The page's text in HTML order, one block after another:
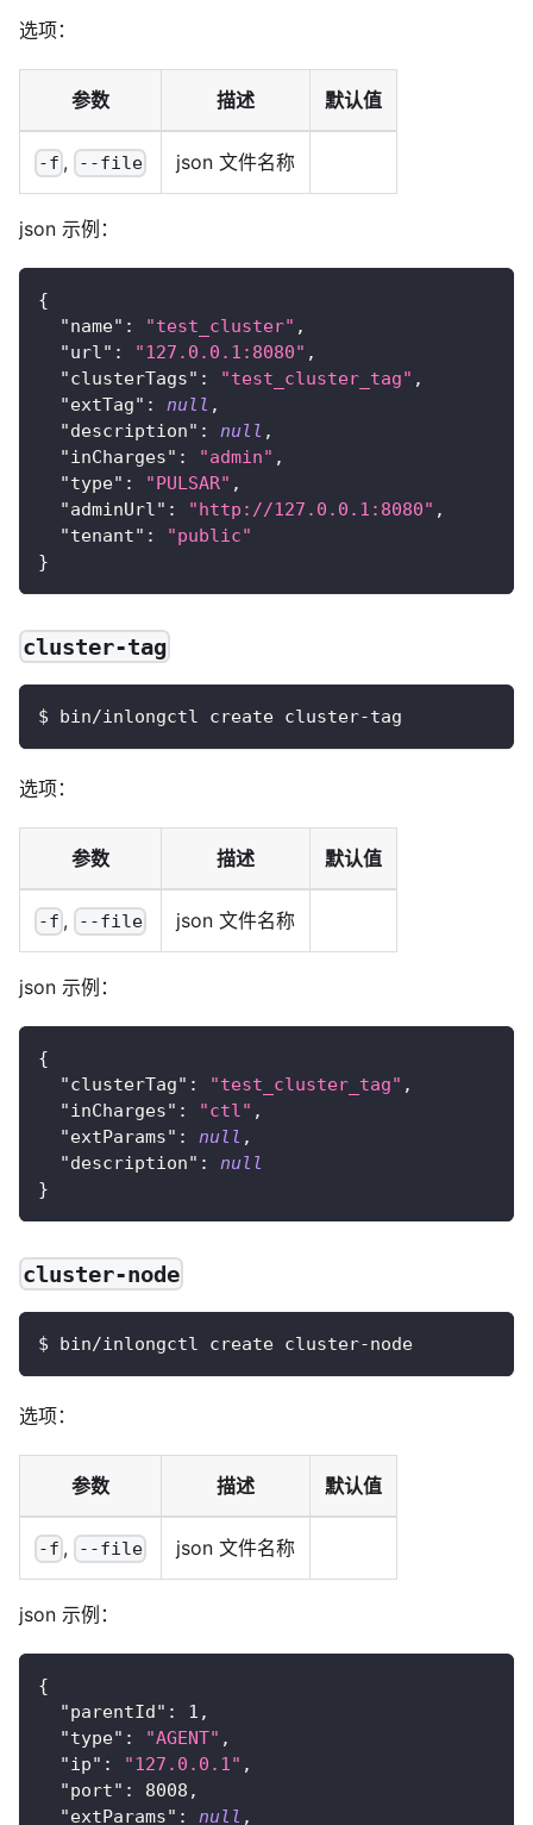
选项：
参数 描述 默认值
-f , --file json 文件名称
json 示例：
{
"name" : "test_cluster" ,
"url" : "127.0.0.1:8080" ,
"clusterTags" : "test_cluster_tag" ,
"extTag" : null ,
"description" : null ,
"inCharges" : "admin" ,
"type" : "PULSAR" ,
"adminUrl" : "http://127.0.0.1:8080" ,
"tenant" :
"public"
}
cluster-tag
$ bin/inlongctl create cluster-tag
选项：
参数 描述 默认值
-f , --file json 文件名称
json 示例：
{
"clusterTag" : "test_cluster_tag" ,
"inCharges" : "ctl" ,
"extParams" : null ,
"description" :
null
}
cluster-node
$ bin/inlongctl create cluster-node
选项：
参数 描述 默认值
-f , --file json 文件名称
json 示例：
{
"parentId" : 1 ,
"type" : "AGENT" ,
"ip" : "127.0.0.1" ,
"port" : 8008 ,
"extParams" : null ,